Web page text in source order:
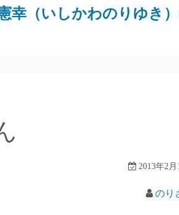
幸（いしかわのりゆき
2013年2月
のり